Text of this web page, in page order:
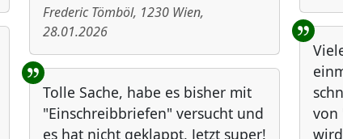
Frederic Tömböl, 1230 Wien,
28.01.2026
von
Tolle Sache, habe es bisher mit
"Einschreibbriefen" versucht und
es hat nicht geklappt. Jetzt super!